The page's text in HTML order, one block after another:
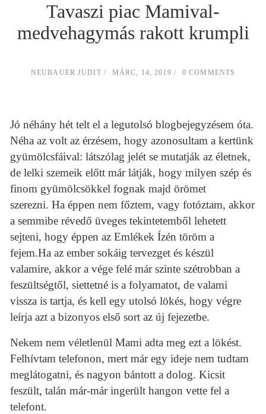
Tavaszi piac Mamival-
medvehagymás rakott krumpli
NEUBAUER JUDIT MÁRC, 14, 2019 0 COMMENTS
Jó néhány hét telt el a legutolsó blogbejegyzésem óta.
Néha az volt az érzésem, hogy azonosultam a kertünk
gyümölcsfáival: látszólag jelét se mutatják az életnek,
de lelki szemeik előtt már látják, hogy milyen szép és
finom gyümölcsökkel fognak majd örömet
szerezni. Ha éppen nem főztem, vagy fotóztam, akkor
a semmibe révedő üveges tekintetemből lehetett
sejteni, hogy éppen az Emlékek Ízén töröm a
fejem.Ha az ember sokáig tervezget és készül
valamire, akkor a vége felé már szinte szétrobban a
feszültségtől, siettetné is a folyamatot, de valami
vissza is tartja, és kell egy utolsó lökés, hogy végre
leírja azt a bizonyos első sort az új fejezetbe.
Nekem nem véletlenül Mami adta meg ezt a lökést.
Felhívtam telefonon, mert már egy ideje nem tudtam
meglátogatni, és nagyon bántott a dolog. Kicsit
feszült, talán már-már ingerült hangon vette fel a
telefont.